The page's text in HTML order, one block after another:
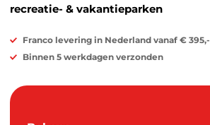
recreatie- & vakantieparken
Franco levering in Nederland vanaf € 395,-
Binnen 5 werkdagen verzonden